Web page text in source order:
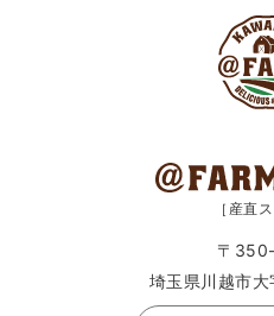
［産直
〒
埼玉県川越市